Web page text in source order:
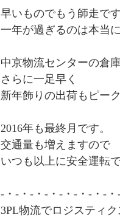
早いものでもう師走です
一年が過ぎるのは本当
中京物流センターの倉
さらに一足早く
新年飾りの出荷もピー
2016年も最終月です。
交通量も増えますので
いつも以上に安全運転
-・-・-・-・-・-・-・-
3PL物流でロジスティ